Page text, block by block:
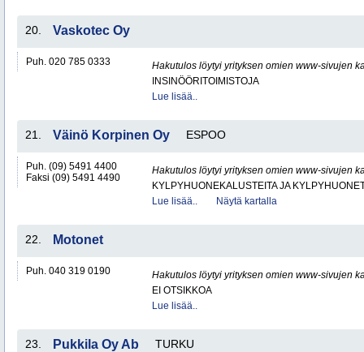
20. Vaskotec Oy
Puh. 020 785 0333
Hakutulos löytyi yrityksen omien www-sivujen
INSINÖÖRITOIMISTOJA
Lue lisää..
21. Väinö Korpinen Oy ESPOO
Puh. (09) 5491 4400
Faksi (09) 5491 4490
Hakutulos löytyi yrityksen omien www-sivujen
KYLPYHUONEKALUSTEITA JA
Lue lisää..
Näytä kartalla
22. Motonet
Puh. 040 319 0190
Hakutulos löytyi yrityksen omien www-sivujen
EI OTSIKKOA
Lue lisää..
23. Pukkila Oy Ab TURKU